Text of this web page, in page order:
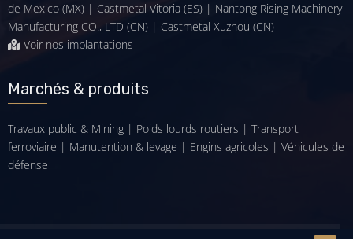
de Mexico (MX) | Castmetal Vitoria (ES) | Nantong Rising Machinery
Manufacturing CO., LTD (CN) | Castmetal Xuzhou (CN)
Voir nos implantations
Marchés & produits
Travaux public & Mining | Poids lourds routiers | Transport
ferroviaire | Manutention & levage | Engins agricoles | Véhicules de
défense